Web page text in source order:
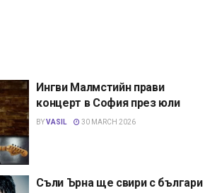
Ингви Малмстийн прави
концерт в София през юли
BYVASIL 30 MARCH 2026
Съли Ърна ще свири с българи